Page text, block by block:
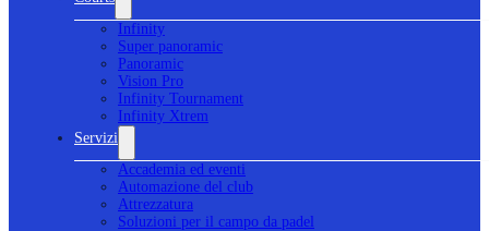
Infinity
Super panoramic
Panoramic
Vision Pro
Infinity Tournament
Infinity Xtrem
Servizi
Accademia ed eventi
Automazione del club
Attrezzatura
Soluzioni per il campo da padel